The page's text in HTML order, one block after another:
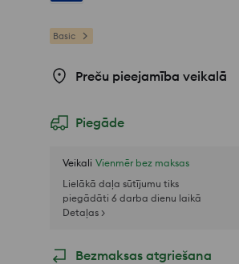
Basic
Preču pieejamība veikalā
Piegāde
Veikali Vienmēr bez maksas
Lielākā daļa sūtījumu tiks
piegādāti 6 darba dienu laikā
Detaļas >
Bezmaksas atgriešana